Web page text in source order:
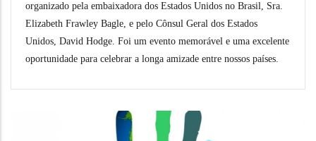
organizado pela embaixadora dos Estados Unidos no Brasil, Sra.
Elizabeth Frawley Bagle, e pelo Cônsul Geral dos Estados
Unidos, David Hodge. Foi um evento memorável e uma excelente
oportunidade para celebrar a longa amizade entre nossos países.